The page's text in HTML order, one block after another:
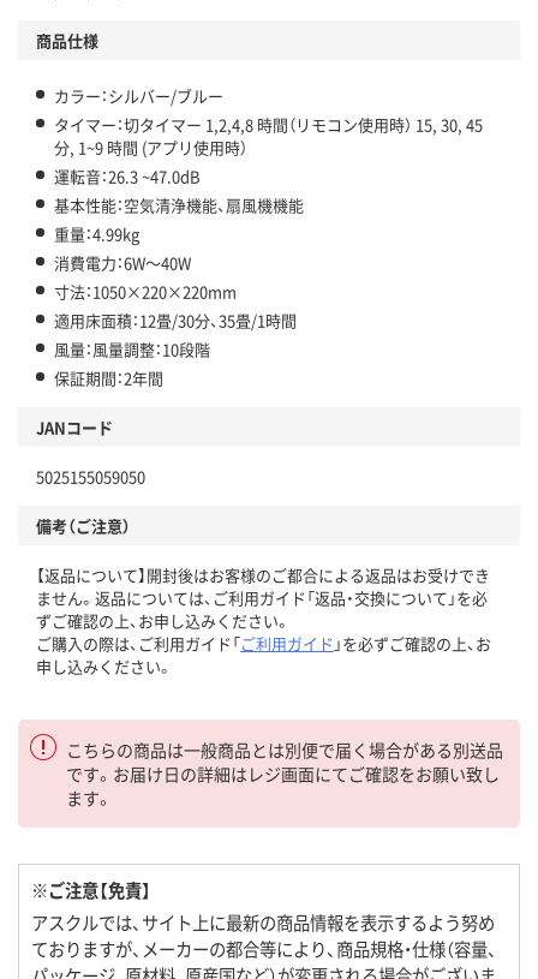
商品仕様
カラー：シルバー/ブルー
タイマー：切タイマー 1,2,4,8 時間（リモコン使用時） 15, 30, 45
分, 1~9 時間 (アプリ使用時）
運転音：26.3 ~47.0dB
基本性能：空気清浄機能、扇風機機能
重量：4.99kg
消費電力：6W～40W
寸法：1050×220×220mm
適用床面積：12畳/30分、35畳/1時間
風量：風量調整：10段階
保証期間：2年間
JANコード
5025155059050
備考（ご注意）
【返品について】開封後はお客様のご都合による返品はお受けでき
ません。返品については、ご利用ガイド「返品・交換について」を必
ずご確認の上、お申し込みください。
ご購入の際は、ご利用ガイド「ご利用ガイド 」を必ずご確認の上、お
申し込みください。
こちらの商品は一般商品とは別便で届く場合がある別送品
です。お届け日の詳細はレジ画面にてご確認をお願い致し
ます。
※ご注意【免責】
アスクルでは、サイト上に最新の商品情報を表示するよう努め
ておりますが、メーカーの都合等により、商品規格・仕様（容量、